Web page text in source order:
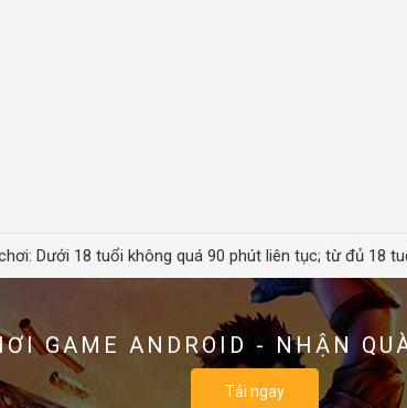
Dưới 18 tuổi không quá 90 phút liên tục; từ đủ 18
GAME ANDROID - NHẬN
Tải ngay